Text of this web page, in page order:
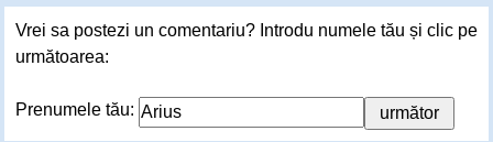
Vrei sa postezi un comentariu? Introdu numele tău și clic pe
următoarea:
Prenumele tău: